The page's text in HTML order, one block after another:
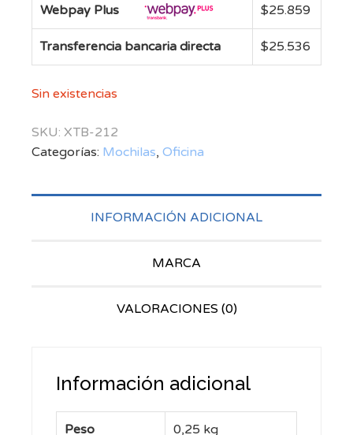
Webpay Plus $25.859
Transferencia bancaria directa $25.536
Sin existencias
SKU: XTB-212
Categorías: Mochilas, Oficina
INFORMACIÓN ADICIONAL
MARCA
VALORACIONES (0)
Información adicional
Peso 0,25 kg